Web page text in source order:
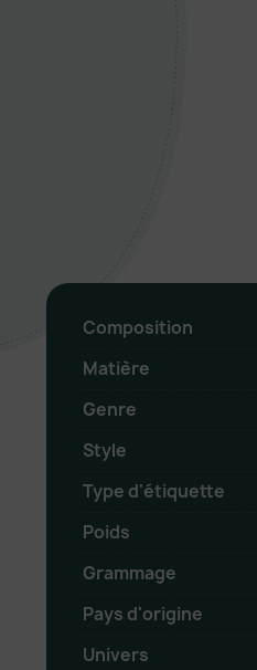
Composition
Matière
Genre
Style
Type d'étiquette
Poids
Grammage
Pays d'origine
Univers